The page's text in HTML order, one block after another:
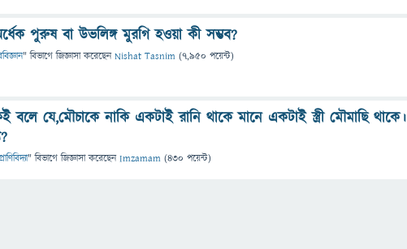
পুরুষ বা উভলিঙ্গ মুরগি হওয়া কী সম্ভব?
" বিভাগে জিজ্ঞাসাকরেছেনNishat Tasnim (7,950 পয়েন্ট)
বলে যে,মৌচাকে নাকি একটাই রানি থাকে মানে একটাই স্ত্রী মৌমাছি থাকে।
" বিভাগে জিজ্ঞাসাকরেছেনImzamam (430 পয়েন্ট)